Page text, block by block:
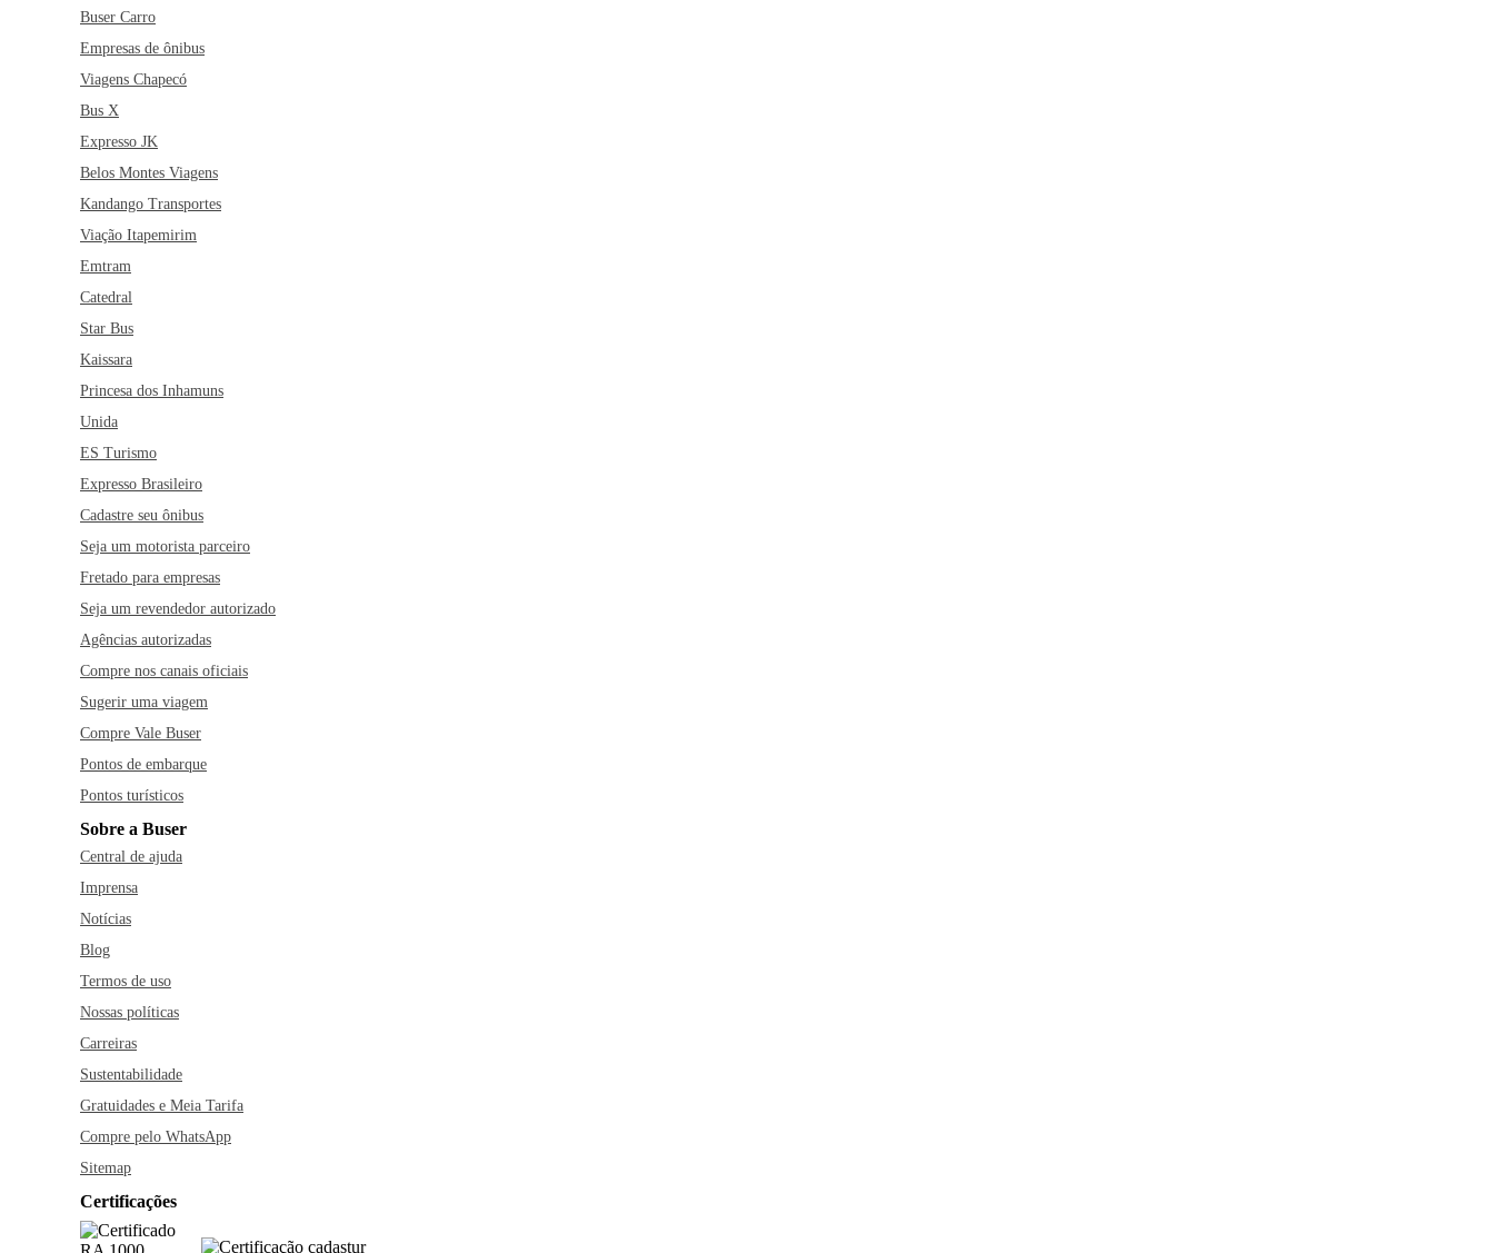
Buser Carro
Empresas de ônibus
Viagens Chapecó
Bus X
Expresso JK
Belos Montes Viagens
Kandango Transportes
Viação Itapemirim
Emtram
Catedral
Star Bus
Kaissara
Princesa dos Inhamuns
Unida
ES Turismo
Expresso Brasileiro
Cadastre seu ônibus
Seja um motorista parceiro
Fretado para empresas
Seja um revendedor autorizado
Agências autorizadas
Compre nos canais oficiais
Sugerir uma viagem
Compre Vale Buser
Pontos de embarque
Pontos turísticos
Sobre a Buser
Central de ajuda
Imprensa
Notícias
Blog
Termos de uso
Nossas políticas
Carreiras
Sustentabilidade
Gratuidades e Meia Tarifa
Compre pelo WhatsApp
Sitemap
Certificações